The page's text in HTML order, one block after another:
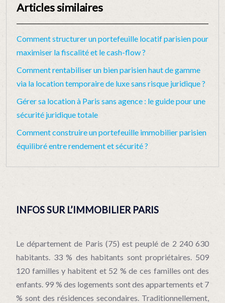
Articles similaires
Comment structurer un portefeuille locatif parisien pour
maximiser la fiscalité et le cash-flow ?
Comment rentabiliser un bien parisien haut de gamme
via la location temporaire de luxe sans risque juridique ?
Gérer sa location à Paris sans agence : le guide pour une
sécurité juridique totale
Comment construire un portefeuille immobilier parisien
équilibré entre rendement et sécurité ?
INFOS SUR L’IMMOBILIER PARIS
Le département de Paris (75) est peuplé de 2 240 630
habitants. 33 % des habitants sont propriétaires. 509
120 familles y habitent et 52 % de ces familles ont des
enfants. 99 % des logements sont des appartements et 7
% sont des résidences secondaires. Traditionnellement,